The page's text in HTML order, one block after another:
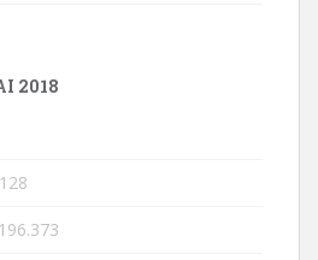
2018
128
196.373